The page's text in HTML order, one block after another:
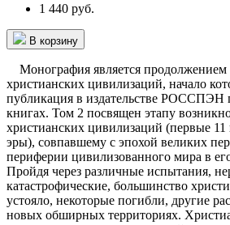
1 440 руб.
В корзину
Монография является продолжением
христианских цивилизаций, начало
публикация в издательстве РОССПЭН
книгах. Том 2 посвящен этапу
христианских цивилизаций (первые 11
эры), совпавшему с эпохой великих
периферии цивилизованного мира в
Пройдя через различные испытания,
катастрофические, большинство
устояло, некоторые погибли, другие
новых обширных территориях.